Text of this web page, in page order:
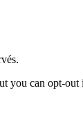
you can opt-